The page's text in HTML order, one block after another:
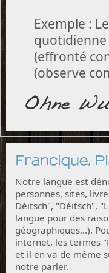
Exemple :
quotidienne
(effronté
(observe
Francique,
Notre langue est
personnes, sites,
Déitsch", "Déitsch",
langue pour des
géographiques...).
internet, les termes
et il en va de même
notre parler.